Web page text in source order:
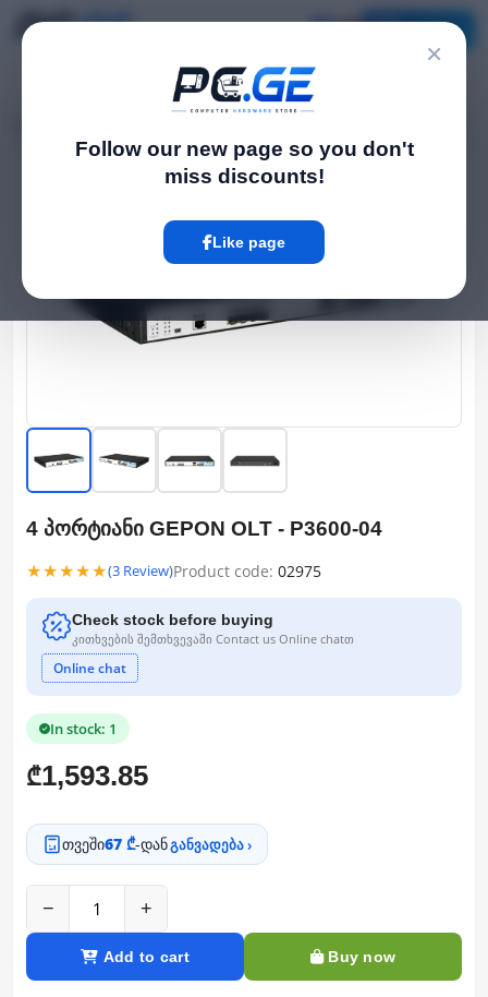
×
Follow our new page so you don't
miss discounts!
Like page
‹ ›
4 პორტიანი GEPON OLT - P3600-04
★★★★★(3 Review)Product code: 02975
Check stock before buying
კითხვების შემთხვევაში Contact us Online chatთ
Online chat
In stock: 1
₾1,593.85
თვეში67 ₾-დანგანვადება ›
− +
Add to cart Buy now